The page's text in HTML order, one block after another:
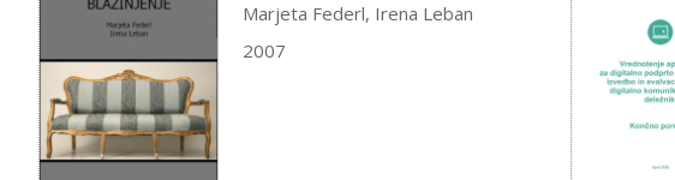
Marjeta Federl, Irena Leban
2007